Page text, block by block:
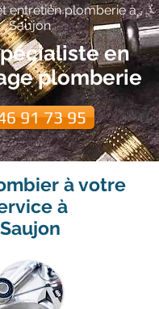
entretien plomberie à
Saujon
en
plomberie
91 73 95
à votre
à
Saujon